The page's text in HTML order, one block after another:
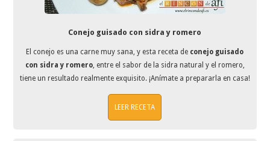
Conejo guisado con sidra y romero
El conejo es una carne muy sana, y esta receta de conejo guisado
con sidra y romero, entre el sabor de la sidra natural y el romero,
tiene un resultado realmente exquisito. ¡Anímate a prepararla en casa!
LEER RECETA